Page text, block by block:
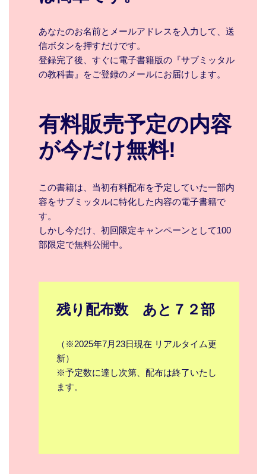
あなたのお名前とメールアドレスを入力して、送
信ボタンを押すだけです。
登録完了後、すぐに電子書籍版の『サブミッタル
の教科書』をご登録のメールにお届けします。
有料販売予定の内容
が今だけ無料!
この書籍は、当初有料配布を予定していた一部内
容をサブミッタルに特化した内容の電子書籍で
す。
しかし今だけ、初回限定キャンペーンとして100
部限定で無料公開中。
残り配布数 あと７２部
（※2025年7月23日現在 リアルタイム更
新）
※予定数に達し次第、配布は終了いたし
ます。